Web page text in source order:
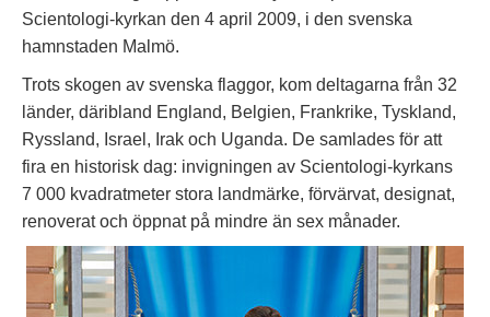
Scientologi-kyrkan den 4 april 2009, i den svenska
hamnstaden Malmö.
Trots skogen av svenska flaggor, kom deltagarna från 32
länder, däribland England, Belgien, Frankrike, Tyskland,
Ryssland, Israel, Irak och Uganda. De samlades för att
fira en historisk dag: invigningen av Scientologi-kyrkans
7 000 kvadratmeter stora landmärke, förvärvat, designat,
renoverat och öppnat på mindre än sex månader.